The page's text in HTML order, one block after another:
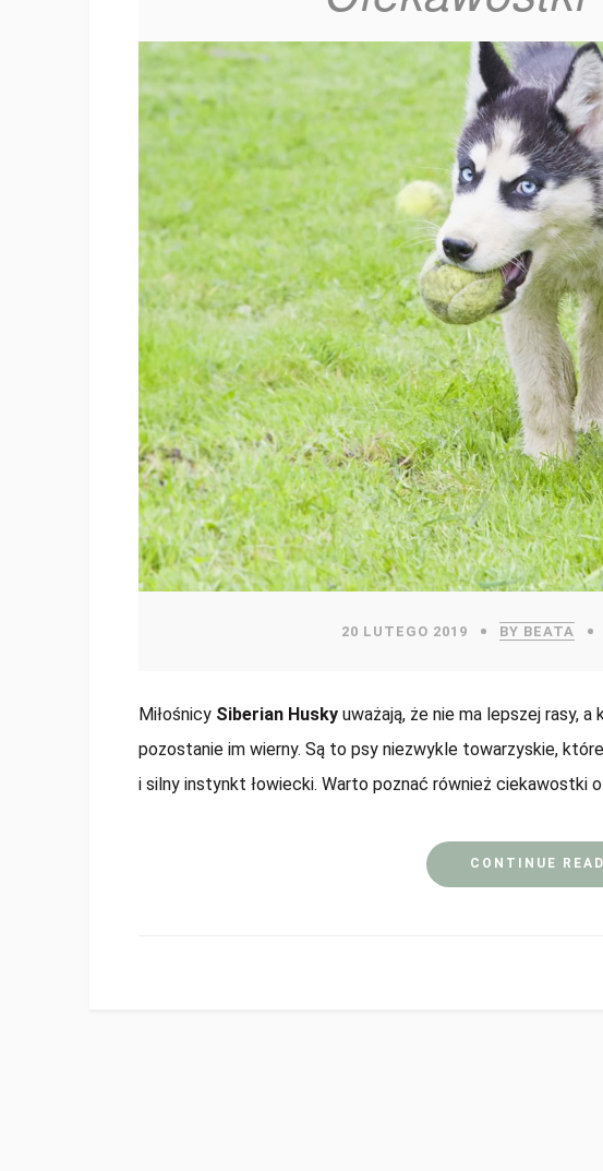
20 LUTEGO 2019 BY BEATA
Miłośnicy Siberian Husky uważają, że nie ma lepszej rasy,
pozostanie im wierny. Są to psy niezwykle towarzyskie,
i silny instynkt łowiecki. Warto poznać również ciekawostki
CONTINUE